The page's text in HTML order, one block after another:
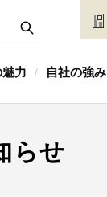
力 / 自社の強み
らせ